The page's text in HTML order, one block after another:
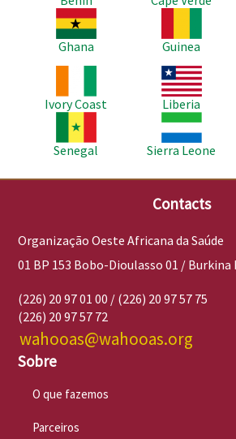
Imagem
Ghana
Guinea
Ivory Coast
Imagem
Liberia
Imagem
Senegal
Imagem
Sierra Leone
Contacts
Organização Oeste Africana da Saúde
01 BP 153 Bobo-Dioulasso 01 / Burkina
(226) 20 97 01 00 / (226) 20 97 57 75
(226) 20 97 57 72
wahooas@wahooas.org
Sobre
O que fazemos
Parceiros